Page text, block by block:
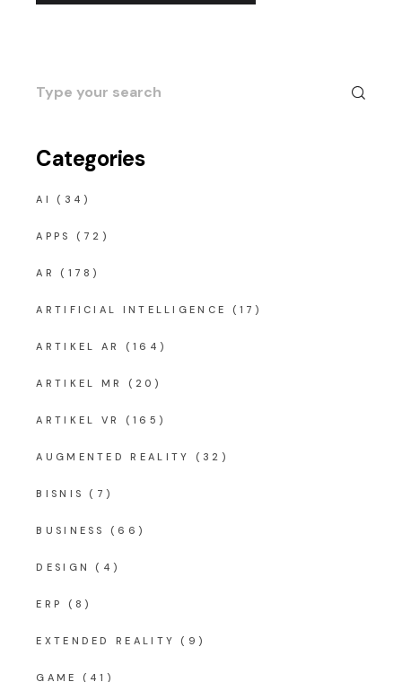
Search
for:
Categories
AI (34)
APPS (72)
AR (178)
ARTIFICIAL INTELLIGENCE (17)
ARTIKEL AR (164)
ARTIKEL MR (20)
ARTIKEL VR (165)
AUGMENTED REALITY (32)
BISNIS (7)
BUSINESS (66)
DESIGN (4)
ERP (8)
EXTENDED REALITY (9)
GAME (41)